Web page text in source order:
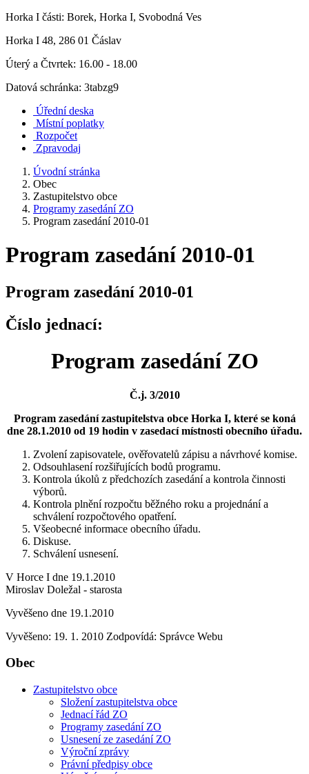
Horka I části: Borek, Horka I, Svobodná Ves
Horka I 48, 286 01 Čáslav
Úterý a Čtvrtek: 16.00 - 18.00
Datová schránka: 3tabzg9
Úřední deska
Místní poplatky
Rozpočet
Zpravodaj
Úvodní stránka
Obec
Zastupitelstvo obce
Programy zasedání ZO
Program zasedání 2010-01
Program zasedání 2010-01
Program zasedání 2010-01
Číslo jednací:
Program zasedání ZO
Č.j. 3/2010
Program zasedání zastupitelstva obce Horka I, které se koná
dne 28.1.2010 od 19 hodin v zasedací místnosti obecního úřadu.
Zvolení zapisovatele, ověřovatelů zápisu a návrhové komise.
Odsouhlasení rozšiřujících bodů programu.
Kontrola úkolů z předchozích zasedání a kontrola činnosti
výborů.
Kontrola plnění rozpočtu běžného roku a projednání a
schválení rozpočtového opatření.
Všeobecné informace obecního úřadu.
Diskuse.
Schválení usnesení.
V Horce I dne 19.1.2010
Miroslav Doležal - starosta
Vyvěšeno dne 19.1.2010
Vyvěšeno: 19. 1. 2010 Zodpovídá: Správce Webu
Obec
Zastupitelstvo obce
Složení zastupitelstva obce
Jednací řád ZO
Programy zasedání ZO
Usnesení ze zasedání ZO
Výroční zprávy
Právní předpisy obce